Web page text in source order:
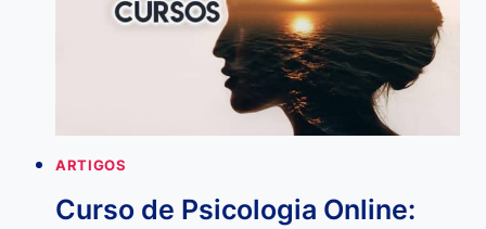
ARTIGOS
Curso de Psicologia Online: